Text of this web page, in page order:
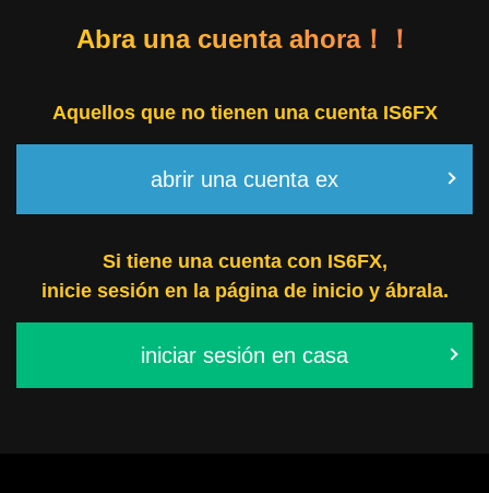
Abra una cuenta ahora！！
Aquellos que no tienen una cuenta IS6FX
abrir una cuenta ex
Si tiene una cuenta con IS6FX,
inicie sesión en la página de inicio y ábrala.
iniciar sesión en casa